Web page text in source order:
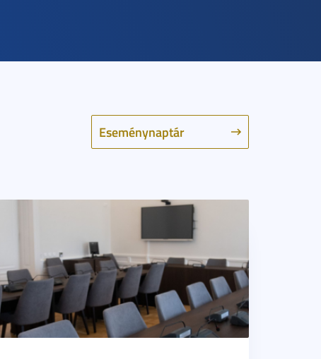
Eseménynaptár